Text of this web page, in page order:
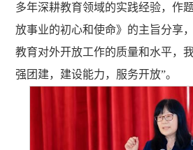
多年深耕教育领域的实践经验，作
放事业的初心和使命》的主旨分享
教育对外开放工作的质量和水平，
强团建，建设能力，服务开放”。